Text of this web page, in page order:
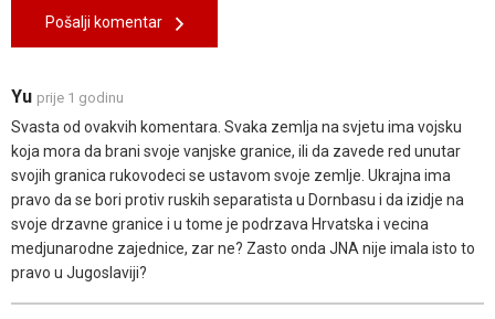
Pošalji komentar
Yu prije 1 godinu
Svasta od ovakvih komentara. Svaka zemlja na svjetu ima vojsku
koja mora da brani svoje vanjske granice, ili da zavede red unutar
svojih granica rukovodeci se ustavom svoje zemlje. Ukrajna ima
pravo da se bori protiv ruskih separatista u Dornbasu i da izidje na
svoje drzavne granice i u tome je podrzava Hrvatska i vecina
medjunarodne zajednice, zar ne? Zasto onda JNA nije imala isto to
pravo u Jugoslaviji?